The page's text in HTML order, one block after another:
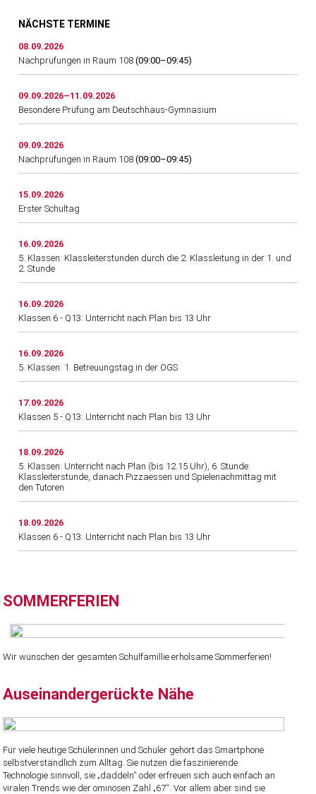
NÄCHSTE TERMINE
08.09.2026
Nachprüfungen in Raum 108(09:00–09:45)
09.09.2026–11.09.2026
Besondere Prüfung am Deutschhaus-Gymnasium
09.09.2026
Nachprüfungen in Raum 108(09:00–09:45)
15.09.2026
Erster Schultag
16.09.2026
5. Klassen: Klassleiterstunden durch die 2. Klassleitung in der 1. und
2. Stunde
16.09.2026
Klassen 6 - Q13: Unterricht nach Plan bis 13 Uhr
16.09.2026
5. Klassen: 1. Betreuungstag in der OGS
17.09.2026
Klassen 5 - Q13: Unterricht nach Plan bis 13 Uhr
18.09.2026
5. Klassen: Unterricht nach Plan (bis 12.15 Uhr), 6. Stunde:
Klassleiterstunde, danach Pizzaessen und Spielenachmittag mit
den Tutoren
18.09.2026
Klassen 6 - Q13: Unterricht nach Plan bis 13 Uhr
SOMMERFERIEN
Wir wünschen der gesamten Schulfamillie erholsame Sommerferien!
Auseinandergerückte Nähe
Für viele heutige Schülerinnen und Schüler gehört das Smartphone
selbstverständlich zum Alltag. Sie nutzen die faszinierende
Technologie sinnvoll, sie „daddeln“ oder erfreuen sich auch einfach an
viralen Trends wie der ominösen Zahl „67“. Vor allem aber sind sie